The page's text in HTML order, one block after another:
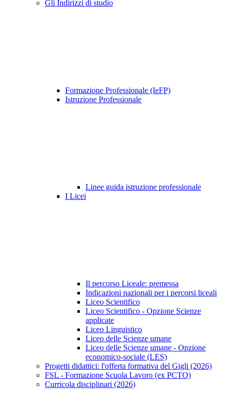
Gli Indirizzi di studio
Formazione Professionale (IeFP)
Istruzione Professionale
Linee guida istruzione professionale
I Licei
Il percorso Liceale: premessa
Indicazioni nazionali per i percorsi liceali
Liceo Scientifico
Liceo Scientifico - Opzione Scienze
applicate
Liceo Linguistico
Liceo delle Scienze umane
Liceo delle Scienze umane - Opzione
economico-sociale (LES)
Progetti didattici: l'offerta formativa del Gigli (2026)
FSL - Formazione Scuola Lavoro (ex PCTO)
Curricola disciplinari (2026)